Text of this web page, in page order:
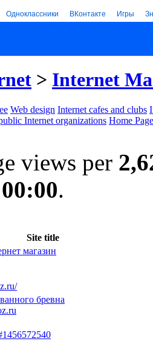
Одноклассники ВКонтакте Игры
> Internet
Web design Internet cafes and clubs
Internet organizations Home
views per
.
Site title
магазин
бревна